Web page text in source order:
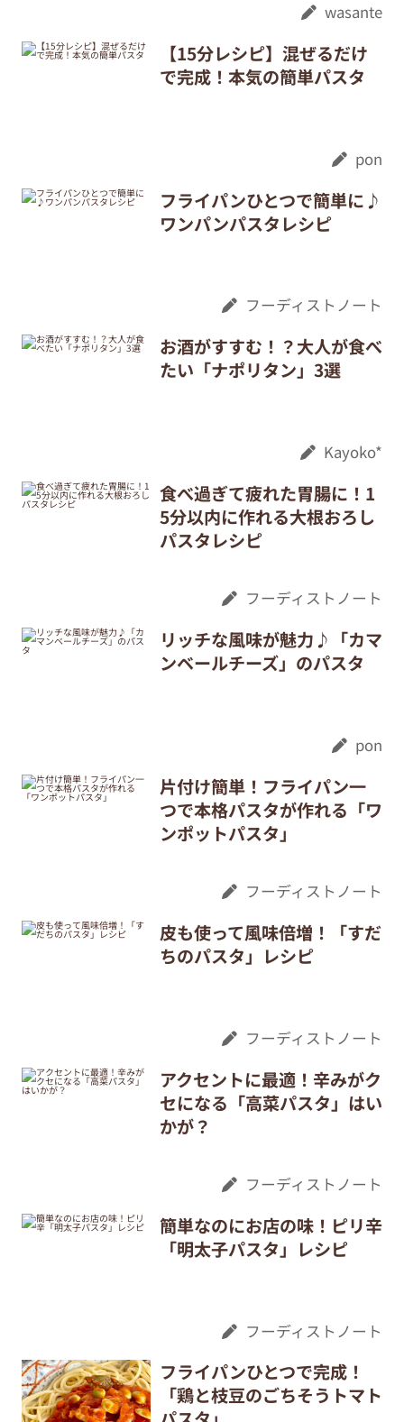
wasante
【15分レシピ】混ぜるだけ
で完成！本気の簡単パスタ
pon
フライパンひとつで簡単に♪
ワンパンパスタレシピ
フーディストノート
お酒がすすむ！？大人が食べ
たい「ナポリタン」3選
Kayoko*
食べ過ぎて疲れた胃腸に！1
5分以内に作れる大根おろし
パスタレシピ
フーディストノート
リッチな風味が魅力♪「カマ
ンベールチーズ」のパスタ
pon
片付け簡単！フライパン一
つで本格パスタが作れる「ワ
ンポットパスタ」
フーディストノート
皮も使って風味倍増！「すだ
ちのパスタ」レシピ
フーディストノート
アクセントに最適！辛みがク
セになる「高菜パスタ」はい
かが？
フーディストノート
簡単なのにお店の味！ピリ辛
「明太子パスタ」レシピ
フーディストノート
フライパンひとつで完成！
「鶏と枝豆のごちそうトマト